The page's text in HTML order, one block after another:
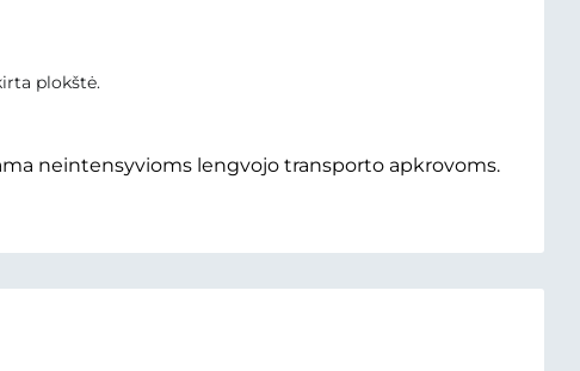
plokštė.
neintensyvioms lengvojo transporto apkrovoms.